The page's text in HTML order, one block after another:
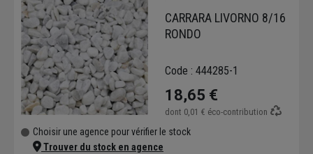
CARRARA LIVORNO 8/16
RONDO
Code : 444285-1
18,65 €
dont 0,01 € éco-contribution
Choisir une agence pour vérifier le stock
Trouver du stock en agence